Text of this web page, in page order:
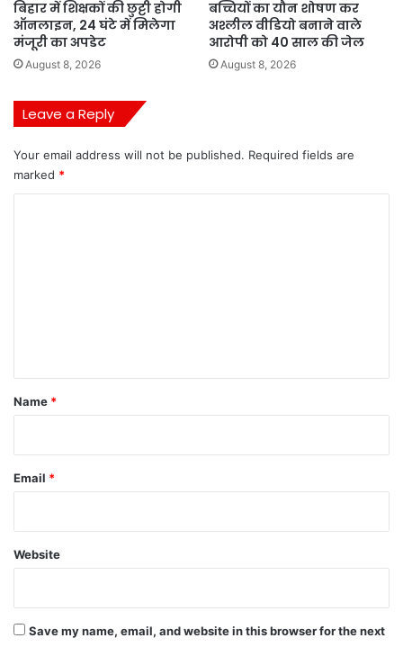
बिहार में शिक्षकों की छुट्टी होगी
ऑनलाइन, 24 घंटे में मिलेगा
मंजूरी का अपडेट
August 8, 2026
बच्चियों का यौन शोषण कर
अश्लील वीडियो बनाने वाले
आरोपी को 40 साल की जेल
August 8, 2026
Leave a Reply
Your email address will not be published. Required fields are
marked *
*
Name *
Email *
Website
Save my name, email, and website in this browser for the next